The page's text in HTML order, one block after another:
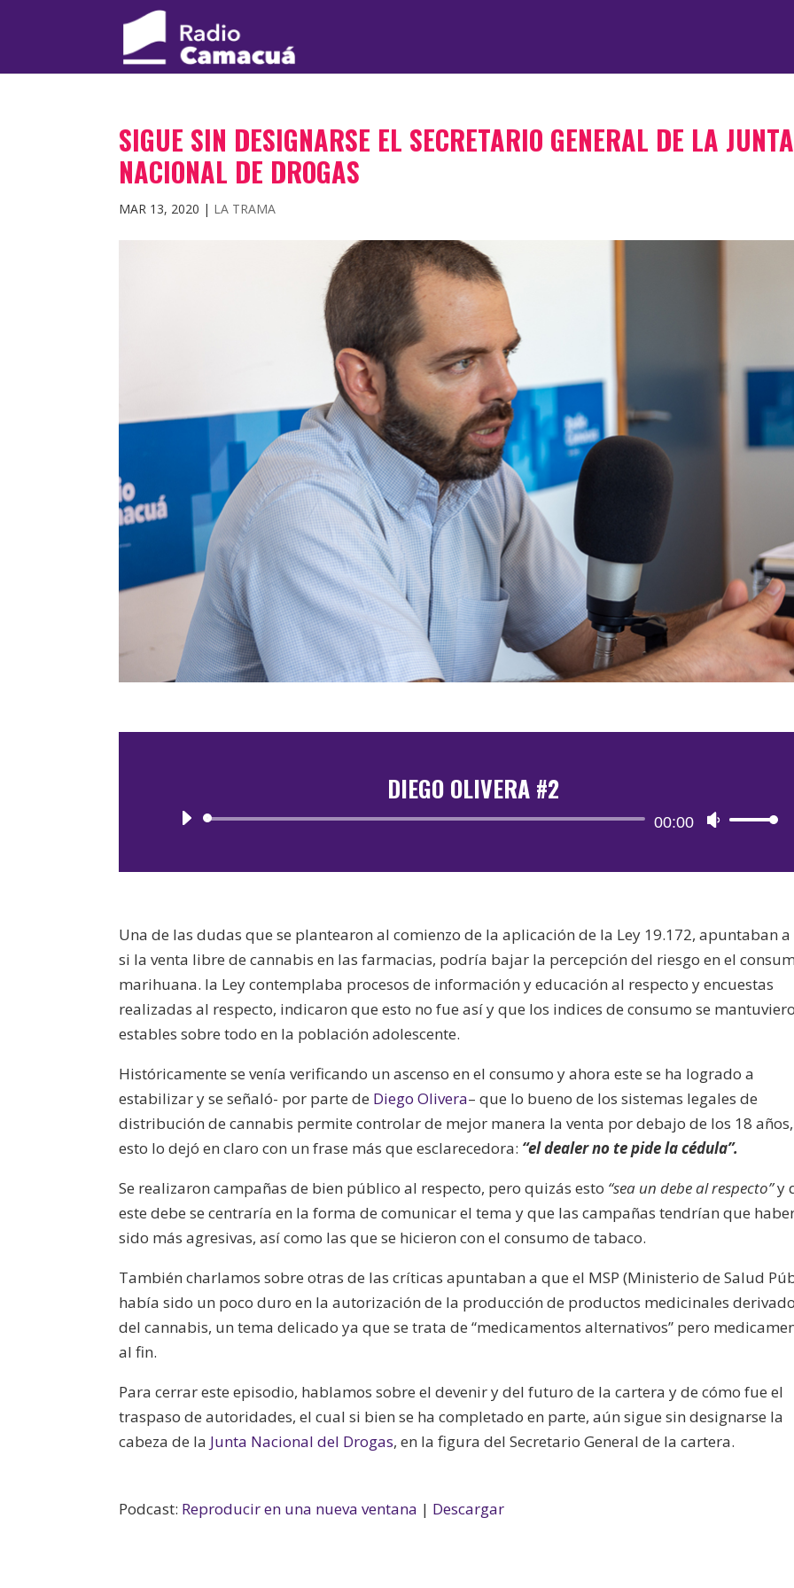
SIGUE SIN DESIGNARSE EL SECRETARIO GENERAL DE LA JUNTA
NACIONAL DE DROGAS
MAR 13, 2020 | LA TRAMA
DIEGO OLIVERA #2
Reproductor
audio
00:00
Utiliza
teclas
arriba/
para
aumentar
o
el
volumen.
Una de las dudas que se plantearon al comienzo de la aplicación de la Ley 19.172, apuntaban a
si la venta libre de cannabis en las farmacias, podría bajar la percepción del riesgo en el
marihuana. la Ley contemplaba procesos de información y educación al respecto y encuestas
realizadas al respecto, indicaron que esto no fue así y que los indices de consumo se
estables sobre todo en la población adolescente.
Históricamente se venía verificando un ascenso en el consumo y ahora este se ha logrado a
estabilizar y se señaló- por parte de Diego Olivera– que lo bueno de los sistemas legales de
distribución de cannabis permite controlar de mejor manera la venta por debajo de los 18
esto lo dejó en claro con un frase más que esclarecedora: “el dealer no te pide la cédula”.
Se realizaron campañas de bien público al respecto, pero quizás esto “sea un debe al respecto”y
este debe se centraría en la forma de comunicar el tema y que las campañas tendrían que
sido más agresivas, así como las que se hicieron con el consumo de tabaco.
También charlamos sobre otras de las críticas apuntaban a que el MSP (Ministerio de Salud
había sido un poco duro en la autorización de la producción de productos medicinales
del cannabis, un tema delicado ya que se trata de “medicamentos alternativos” pero
al fin.
Para cerrar este episodio, hablamos sobre el devenir y del futuro de la cartera y de cómo fue el
traspaso de autoridades, el cual si bien se ha completado en parte, aún sigue sin designarse la
cabeza de la Junta Nacional del Drogas, en la figura del Secretario General de la cartera.
Podcast: Reproducir en una nueva ventana | Descargar